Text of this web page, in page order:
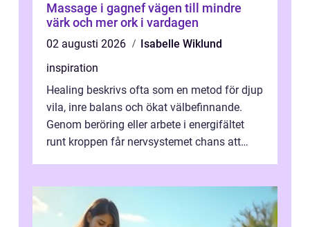
Massage i gagnef vägen till mindre
värk och mer ork i vardagen
02 augusti 2026
Isabelle Wiklund
inspiration
Healing beskrivs ofta som en metod för djup
vila, inre balans och ökat välbefinnande.
Genom beröring eller arbete i energifältet
runt kroppen får nervsystemet chans att